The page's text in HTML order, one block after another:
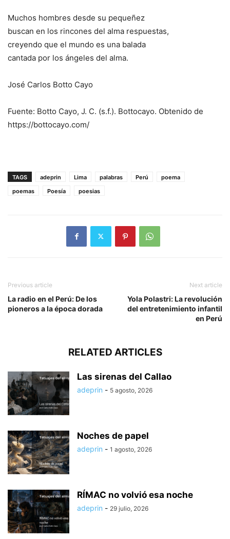
Muchos hombres desde su pequeñez
buscan en los rincones del alma respuestas,
creyendo que el mundo es una balada
cantada por los ángeles del alma.
José Carlos Botto Cayo
Fuente: Botto Cayo, J. C. (s.f.). Bottocayo. Obtenido de
https://bottocayo.com/
TAGS adeprin Lima palabras Perú
poema
poemas
Poesía poesias
Previous article
La radio en el Perú: De los
pioneros a la época dorada
Next article
Yola Polastri: La revolución
del entretenimiento infantil
en Perú
RELATED ARTICLES
Las sirenas del Callao
adeprin - 5 agosto, 2026
Noches de papel
adeprin - 1 agosto, 2026
RÍMAC no volvió esa noche
adeprin - 29 julio, 2026